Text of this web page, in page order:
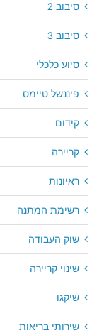
סיבוב 2
סיבוב 3
סיוע כלכלי
פיננשל טיימס
קידום
קריירה
ראיונות
רשימת המתנה
שוק העבודה
שינוי קריירה
שיקגו
שירותי בריאות